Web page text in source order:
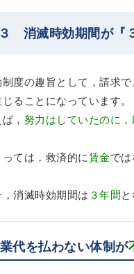
３ 消滅時効期間が『
度の趣旨として，請求
ることになっています。
， 努力はしていたのに
ては，救済的に賃金では
消滅時効期間は ３年間
代を払わない体制が